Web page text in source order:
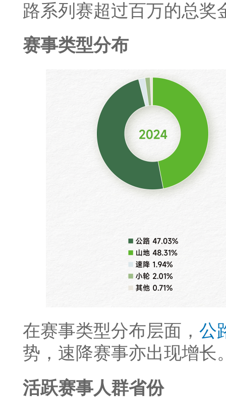
路系列赛超过百万的总奖
赛事类型分布
在赛事类型分布层面， 公
势，速降赛事亦出现增长
活跃赛事人群省份